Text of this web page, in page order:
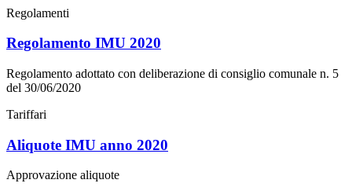
Regolamenti
Regolamento IMU 2020
Regolamento adottato con deliberazione di consiglio comunale n. 5
del 30/06/2020
Tariffari
Aliquote IMU anno 2020
Approvazione aliquote